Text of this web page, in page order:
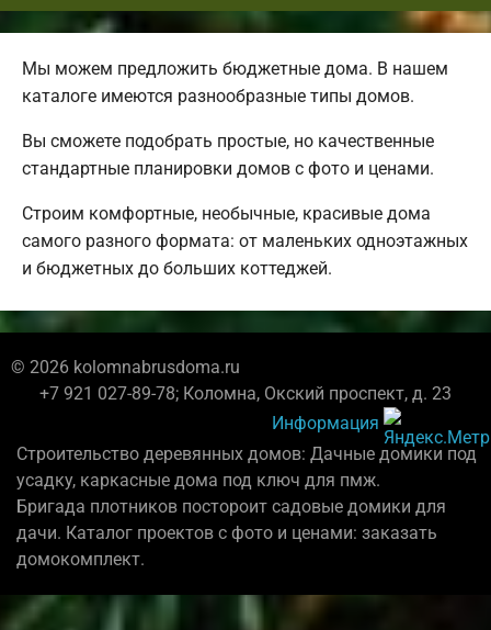
Мы можем предложить бюджетные дома. В нашем
каталоге имеются разнообразные типы домов.
Вы сможете подобрать простые, но качественные
стандартные планировки домов с фото и ценами.
Строим комфортные, необычные, красивые дома
самого разного формата: от маленьких одноэтажных
и бюджетных до больших коттеджей.
© 2026 kolomnabrusdoma.ru
+7 921 027-89-78; Коломна, Окский проспект, д. 23
Информация
Строительство деревянных домов: Дачные домики под
усадку, каркасные дома под ключ для пмж.
Бригада плотников постороит садовые домики для
дачи. Каталог проектов с фото и ценами: заказать
домокомплект.